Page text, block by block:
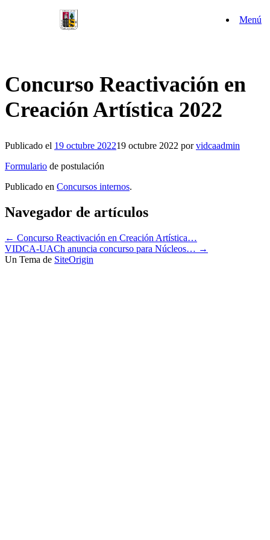
Menú
Concurso Reactivación en
Creación Artística 2022
Publicado el 19 octubre 202219 octubre 2022 porvidcaadmin
Formulario de postulación
Publicado en Concursos internos.
Navegador de artículos
← Concurso Reactivación en Creación Artística…
VIDCA-UACh anuncia concurso para Núcleos… →
Un Tema de SiteOrigin